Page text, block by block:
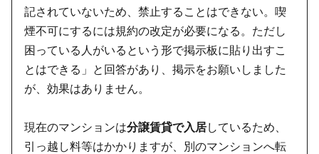
記されていないため、禁止することはできない。喫
煙不可にするには規約の改定が必要になる。ただし
困っている人がいるという形で掲示板に貼り出すこ
とはできる」と回答があり、掲示をお願いしました
が、効果はありません。
現在のマンションは分譲賃貸で入居しているため、
引っ越し料等はかかりますが、別のマンションへ転